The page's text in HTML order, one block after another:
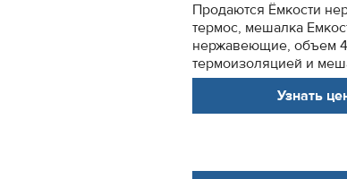
Продаются Ёмкости
термос, мешалка
нержавеющие, объем 4
термоизоляцией и
Узнать